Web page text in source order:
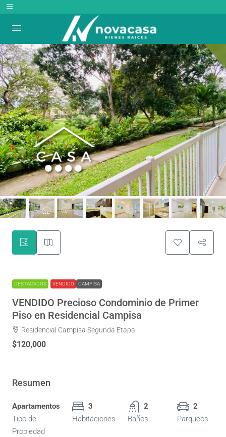
DESTACADOS VENDIDO CAMPISA
VENDIDO Precioso Condominio de Primer
Piso en Residencial Campisa
Residencial Campisa Segunda Etapa
$120,000
Resumen
Apartamentos
Tipo de
Propiedad
3
Habitaciones
2
Baños
2
Parqueos